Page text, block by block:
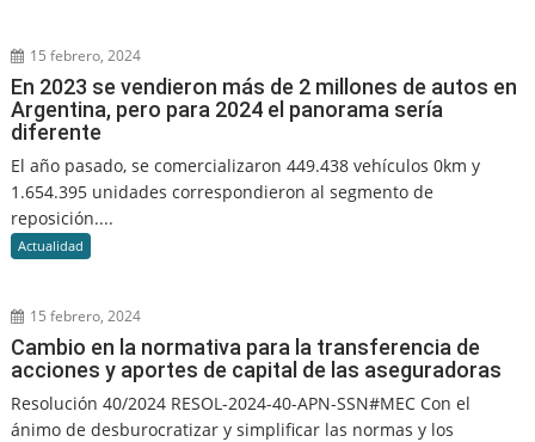
15 febrero, 2024
En 2023 se vendieron más de 2 millones de autos en
Argentina, pero para 2024 el panorama sería
diferente
El año pasado, se comercializaron 449.438 vehículos 0km y
1.654.395 unidades correspondieron al segmento de
reposición....
Actualidad
15 febrero, 2024
Cambio en la normativa para la transferencia de
acciones y aportes de capital de las aseguradoras
Resolución 40/2024 RESOL-2024-40-APN-SSN#MEC Con el
ánimo de desburocratizar y simplificar las normas y los